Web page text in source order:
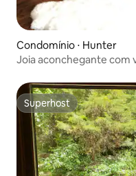
Condomínio ⋅ Hunter
Joia aconchegante com
Superhost
Superhost